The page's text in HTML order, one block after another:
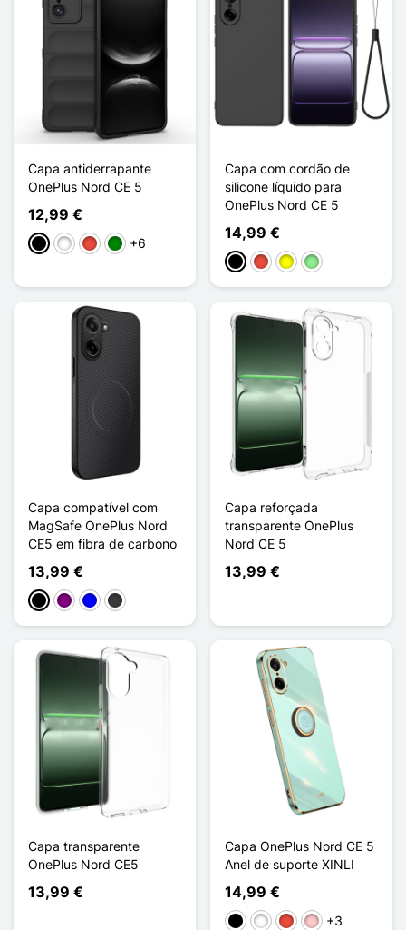
Capa antiderrapante
OnePlus Nord CE 5
12,99 €
PretoBrancoVermelho
Verde
+6
Capa com cordão de
silicone líquido para
OnePlus Nord CE 5
14,99 €
PretoVermelho
AmareloVerde claro
Capa compatível com
MagSafe OnePlus Nord
CE5 em fibra de carbono
13,99 €
PretoPúrpura
AzulCinzento escuro
Capa reforçada
transparente OnePlus
Nord CE 5
13,99 €
Capa transparente
OnePlus Nord CE5
13,99 €
Capa OnePlus Nord CE 5
Anel de suporte XINLI
14,99 €
PretoBrancoVermelho
Rosa+3